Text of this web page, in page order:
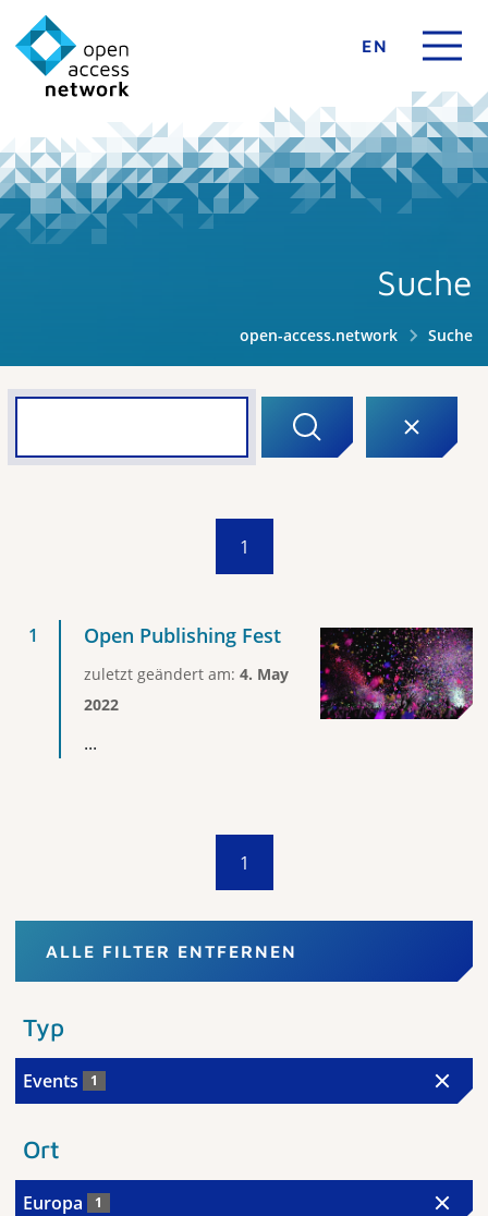
EN
Suche
open-access.network Suche
1
Open Publishing Fest
zuletzt geändert am: 4. May
2022
...
1
ALLE FILTER ENTFERNEN
Typ
Events 1
Ort
Europa 1